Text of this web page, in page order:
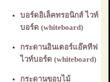
บอร์ดอิเล็คทรอนิกส์ ไวท์
บอร์ด (whiteboard)
กระดานอินเตอร์แอ๊คทีฟ
ไวท์บอร์ด (whiteboard)
กระดานขอบไม้